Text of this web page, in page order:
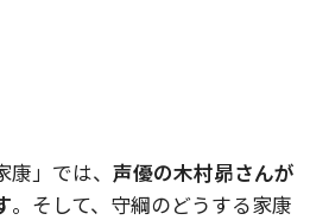
」では、 声優の木村昴さんが
。そして、守綱のどうする家康